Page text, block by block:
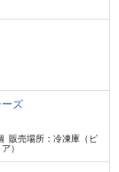
ズ
販売場所：冷凍庫（ピ
）